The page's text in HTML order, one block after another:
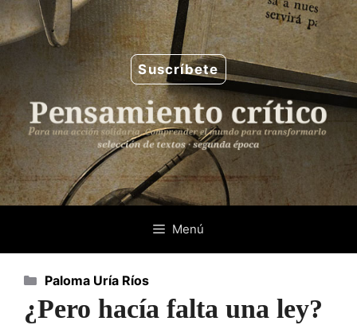
Saltar
al
contenido
Suscríbete
Menú
¿Pero hacía falta una ley?
Categorías
Paloma Uría Ríos